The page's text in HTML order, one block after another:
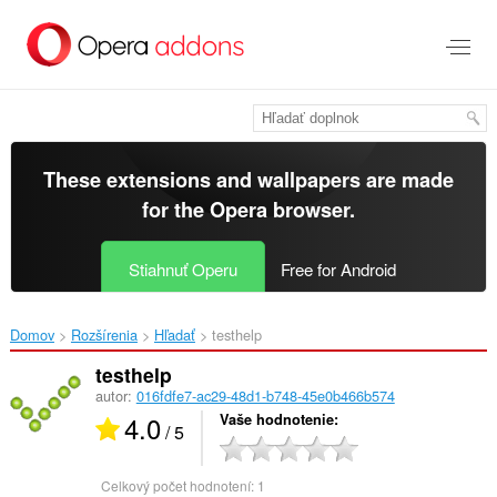
hlavný
These extensions and wallpapers are made
for theOpera browser.
Stiahnuť Operu Free for Android
Domov Rozšírenia Hľadať testhelp‎
testhelp
autor: 016fdfe7-ac29-48d1-b748-45e0b466b574
4.0/ 5 Vaše hodnotenie
Celkový počet hodnotení: 1